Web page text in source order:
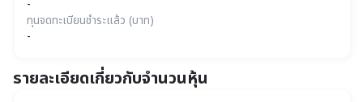
-
ทุนจดทะเบียนชำระแล้ว (บาท)
-
รายละเอียดเกี่ยวกับจำนวนหุ้น